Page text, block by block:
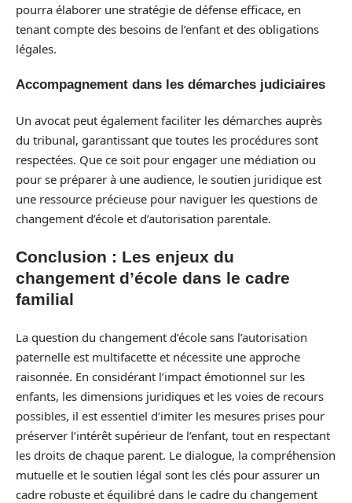
pourra élaborer une stratégie de défense efficace, en
tenant compte des besoins de l’enfant et des obligations
légales.
Accompagnement dans les démarches judiciaires
Un avocat peut également faciliter les démarches auprès
du tribunal, garantissant que toutes les procédures sont
respectées. Que ce soit pour engager une médiation ou
pour se préparer à une audience, le soutien juridique est
une ressource précieuse pour naviguer les questions de
changement d’école et d’autorisation parentale.
Conclusion : Les enjeux du
changement d’école dans le cadre
familial
La question du changement d’école sans l’autorisation
paternelle est multifacette et nécessite une approche
raisonnée. En considérant l’impact émotionnel sur les
enfants, les dimensions juridiques et les voies de recours
possibles, il est essentiel d’imiter les mesures prises pour
préserver l’intérêt supérieur de l’enfant, tout en respectant
les droits de chaque parent. Le dialogue, la compréhension
mutuelle et le soutien légal sont les clés pour assurer un
cadre robuste et équilibré dans le cadre du changement